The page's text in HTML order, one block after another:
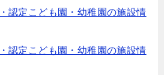
認定こども園・幼稚園の施設情
認定こども園・幼稚園の施設情